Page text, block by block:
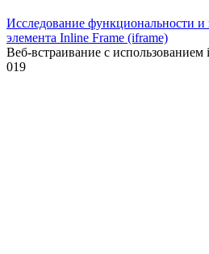
Исследование функциональности
элемента Inline Frame (iframe)
Веб-встраивание с использованием
019